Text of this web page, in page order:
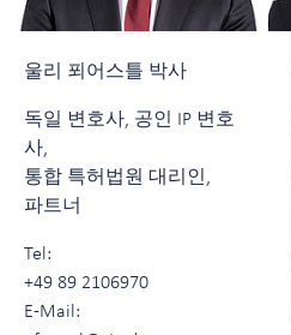
울리 푀어스틀 박사
독일 변호사, 공인 IP 변호
사,
통합 특허법원 대리인,
파트너
Tel:
+49 89 2106970
E-Mail: